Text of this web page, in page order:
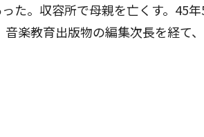
た。収容所で母親を亡くす。45
楽教育出版物の編集次長を経て、